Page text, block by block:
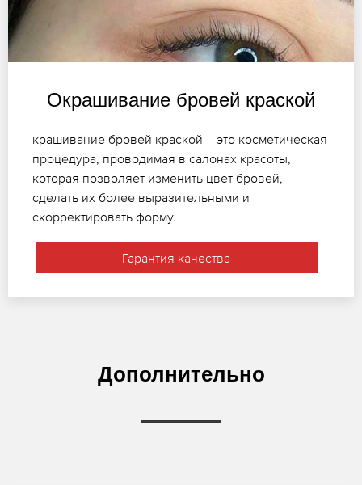
Окрашивание бровей краской
крашивание бровей краской – это косметическая
процедура, проводимая в салонах красоты,
которая позволяет изменить цвет бровей,
сделать их более выразительными и
скорректировать форму.
Гарантия качества
Дополнительно